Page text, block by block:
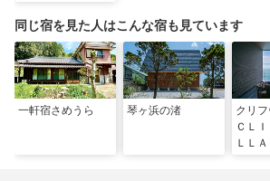
同じ宿を見た人はこんな宿も見ています
一軒宿さめうら 琴ヶ浜の渚
クリ
ＣＬ
ＬＬ